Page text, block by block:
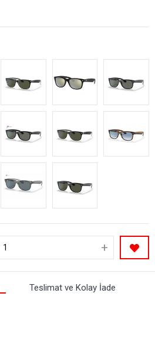
+
Teslimat ve Kolay İade